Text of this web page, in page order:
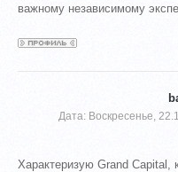
важному независимому
Дата: Воскресенье,
Характеризую Grand Capital,